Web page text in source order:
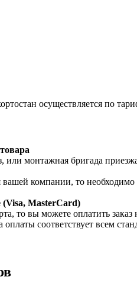
осуществляется по
или монтажная бригада
вашей компании, то
(Visa, MasterCard)
то вы можете оплатить
соответствует всем